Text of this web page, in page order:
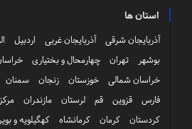
استان ها
آذربایجان شرقی آذربایجان غربی اردبیل
بوشهر
تهران چهارمحال و بختیاری
خراسان شمالی
خوزستان زنجان سمنان
فارس
قزوین قم لرستان مازندران
کردستان
کرمان کرمانشاه کهگیلویه و